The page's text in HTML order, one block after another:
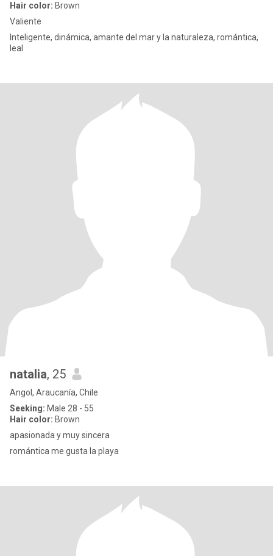
Hair color: Brown
Valiente
Inteligente, dinámica, amante del mar y la naturaleza, romántica,
leal
natalia, 25
Angol, Araucanía, Chile
Seeking: Male 28 - 55
Hair color: Brown
apasionada y muy sincera
romántica me gusta la playa